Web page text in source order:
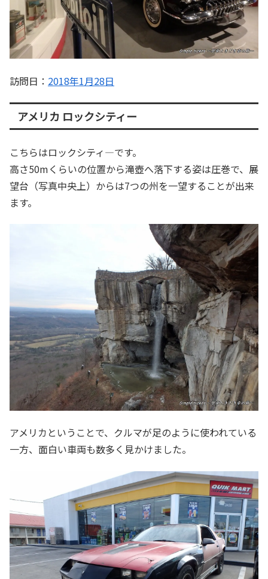
訪問日： 2018年1月28日
アメリカ ロックシティー
こちらはロックシティ―です。
高さ50mくらいの位置から滝壺へ落下する姿は圧巻で、展
望台（写真中央上）からは7つの州を一望することが出来
ます。
アメリカということで、クルマが足のように使われている
一方、面白い車両も数多く見かけました。